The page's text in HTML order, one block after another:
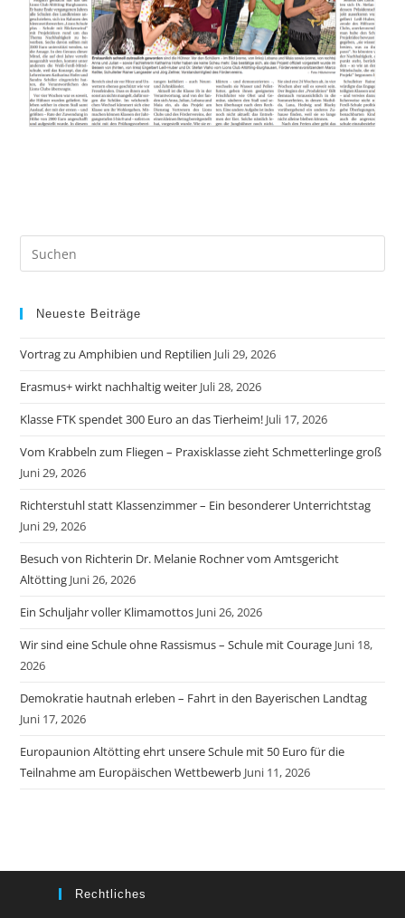
Neueste Beiträge
Vortrag zu Amphibien und Reptilien Juli 29, 2026
Erasmus+ wirkt nachhaltig weiter Juli 28, 2026
Klasse FTK spendet 300 Euro an das Tierheim! Juli 17, 2026
Vom Krabbeln zum Fliegen – Praxisklasse zieht Schmetterlinge groß
Juni 29, 2026
Richterstuhl statt Klassenzimmer – Ein besonderer Unterrichtstag
Juni 29, 2026
Besuch von Richterin Dr. Melanie Rochner vom Amtsgericht
Altötting Juni 26, 2026
Ein Schuljahr voller Klimamottos Juni 26, 2026
Wir sind eine Schule ohne Rassismus – Schule mit Courage Juni 18,
2026
Demokratie hautnah erleben – Fahrt in den Bayerischen Landtag
Juni 17, 2026
Europaunion Altötting ehrt unsere Schule mit 50 Euro für die
Teilnahme am Europäischen Wettbewerb Juni 11, 2026
Rechtliches